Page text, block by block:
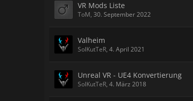
VR Mods Liste
ToM, 30. September 2022
Valheim
SolKutTeR, 4. April 2021
Unreal VR - UE4 Konvertierung
SolKutTeR, 4. März 2018